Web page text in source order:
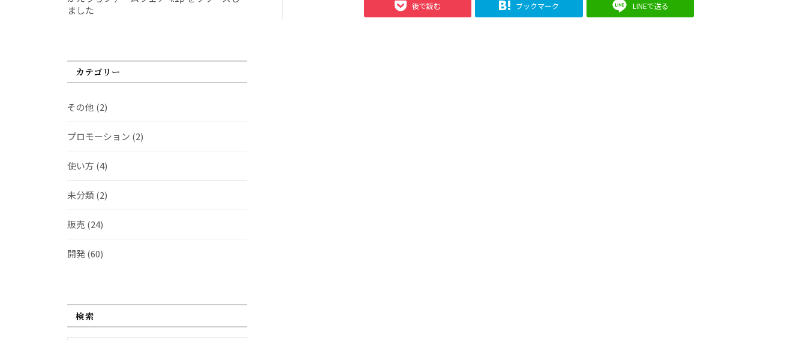
後で読む ブックマーク LINEで送る
ました
カテゴリー
その他 (2)
プロモーション (2)
使い方 (4)
未分類 (2)
販売 (24)
開発(60)
検索